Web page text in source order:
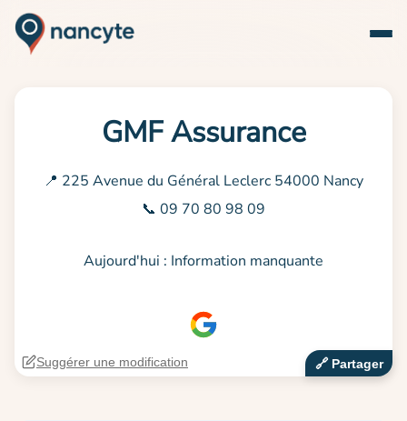
GMF Assurance
📍 225 Avenue du Général Leclerc 54000 Nancy
📞 09 70 80 98 09
Aujourd'hui : Information manquante
🔗‍️ Partager
Suggérer une modification